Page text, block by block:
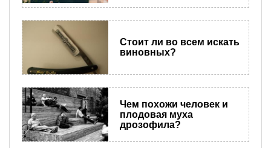
Стоит ли во всем искать
виновных?
Чем похожи человек и
плодовая муха
дрозофила?